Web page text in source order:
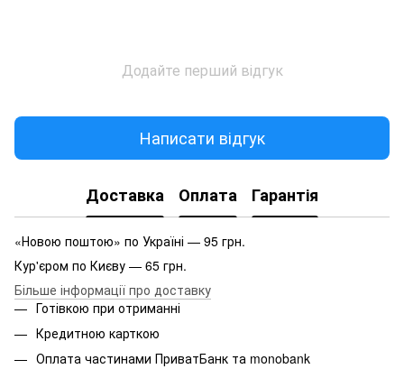
Додайте перший відгук
Написати відгук
Доставка Оплата Гарантія
«Новою поштою» по Україні — 95 грн.
Кур'єром по Києву — 65 грн.
Більше інформації про доставку
Готівкою при отриманні
Кредитною карткою
Оплата частинами ПриватБанк та monobank